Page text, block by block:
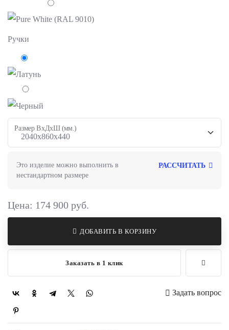
Ручки
Размер ВхДхШ (мм.)
Это изделие можно выполнить в
нестандартном размере
РАССЧИТАТЬ
Цена: 174 900 руб.
ДОБАВИТЬ В КОРЗИНУ
Заказать в 1 клик
Задать вопрос